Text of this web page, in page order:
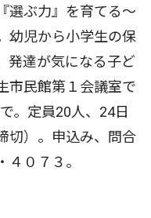
選ぶ力』を育てる〜
幼児から小学生の保
発達が気になる子ど
市民館第１会議室で
。定員20人、24日
切）。申込み、問合
０７３。